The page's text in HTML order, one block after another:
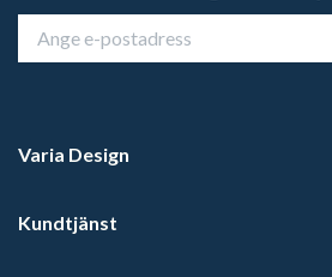
Varia Design
Kundtjänst